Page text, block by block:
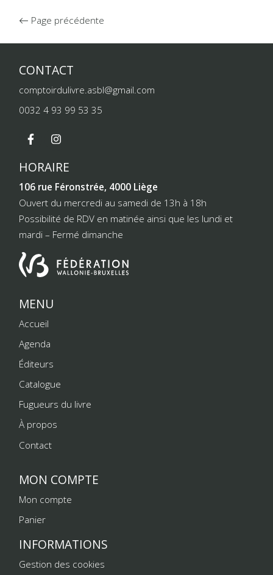
Page précédente
CONTACT
comptoirdulivre.asbl@gmail.com
0032 4 93 99 53 35
HORAIRE
106 rue Féronstrée, 4000 Liège
Ouvert du mercredi au samedi de 13h à 18h
Possibilité de RDV en matinée ainsi que les lundi et
mardi – Fermé dimanche
MENU
Accueil
Agenda
Éditeurs
Catalogue
Fugueurs du livre
À propos
Contact
MON COMPTE
Mon compte
Panier
INFORMATIONS
Gestion des cookies